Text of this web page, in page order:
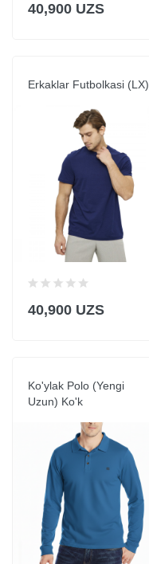
40,900 UZS
Erkaklar Futbolkasi (LX)
40,900 UZS
Ko'ylak Polo (Yengi
Uzun) Ko'k